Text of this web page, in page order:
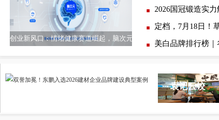
创业新风口：情绪健康赛道崛起，脑次元模式
2026国冠锻造实
定档，7月18日！
美白品牌排行榜
袁记云饺
>